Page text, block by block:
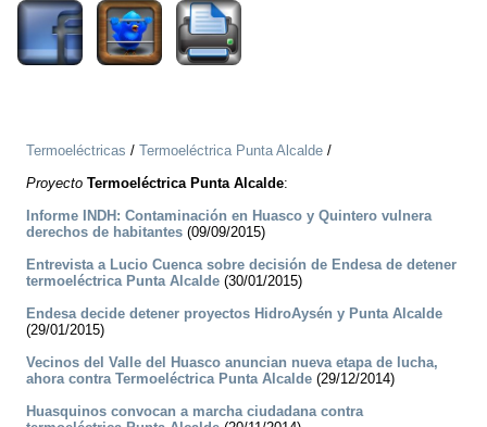
Termoeléctricas / Termoeléctrica Punta Alcalde /
Proyecto Termoeléctrica Punta Alcalde:
Informe INDH: Contaminación en Huasco y Quintero vulnera
derechos de habitantes (09/09/2015)
Entrevista a Lucio Cuenca sobre decisión de Endesa de detener
termoeléctrica Punta Alcalde (30/01/2015)
Endesa decide detener proyectos HidroAysén y Punta Alcalde
(29/01/2015)
Vecinos del Valle del Huasco anuncian nueva etapa de lucha,
ahora contra Termoeléctrica Punta Alcalde (29/12/2014)
Huasquinos convocan a marcha ciudadana contra